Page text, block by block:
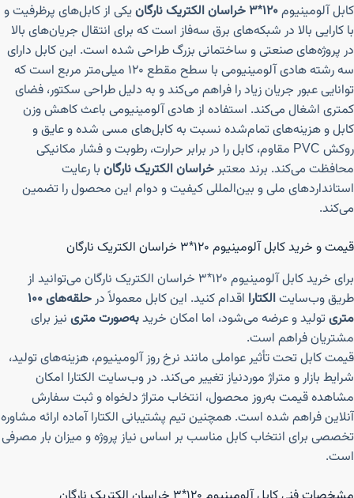
کابل آلومینیوم۱۲۰*۳ خراسان الکتریک نارگان
یکی از کابل‌های پرظرفیت و
با کارایی بالا در شبکه‌های برق سه‌فاز است که برای انتقال جریان‌های بالا
در پروژه‌های صنعتی و ساختمانی بزرگ طراحی شده است. این کابل دارای
سه رشته هادی آلومینیومی با سطح مقطع ۱۲۰ میلی‌متر مربع است که
توانایی عبور جریان زیاد را فراهم می‌کند و به دلیل طراحی سکتور، فضای
کمتری اشغال می‌کند. استفاده از هادی آلومینیومی باعث کاهش وزن
کابل و هزینه‌های تمام‌شده نسبت به کابل‌های مسی شده و عایق و
روکش PVC مقاوم، کابل را در برابر حرارت، رطوبت و فشار مکانیکی
محافظت می‌کند. برند معتبرخراسان الکتریک نارگان با رعایت
استانداردهای ملی و بین‌المللی کیفیت و دوام این محصول را تضمین
می‌کند.
قیمت و خرید کابل آلومینیوم ۱۲۰*۳ خراسان الکتریک نارگان
برای خرید کابل آلومینیوم ۱۲۰*۳ خراسان الکتریک نارگان می‌توانید از
طریق وب‌سایتالکتارا اقدام کنید. این کابل معمولاً در
حلقه‌های ۱۰۰
متری تولید و عرضه می‌شود، اما امکان خریدبه‌صورت متری نیز برای
مشتریان فراهم است.
قیمت کابل تحت تأثیر عواملی مانند نرخ روز آلومینیوم، هزینه‌های تولید،
شرایط بازار و متراژ موردنیاز تغییر می‌کند. در وب‌سایت الکتارا امکان
مشاهده قیمت به‌روز محصول، انتخاب متراژ دلخواه و ثبت سفارش
آنلاین فراهم شده است. همچنین تیم پشتیبانی الکتارا آماده ارائه مشاوره
تخصصی برای انتخاب کابل مناسب بر اساس نیاز پروژه و میزان بار مصرفی
است.